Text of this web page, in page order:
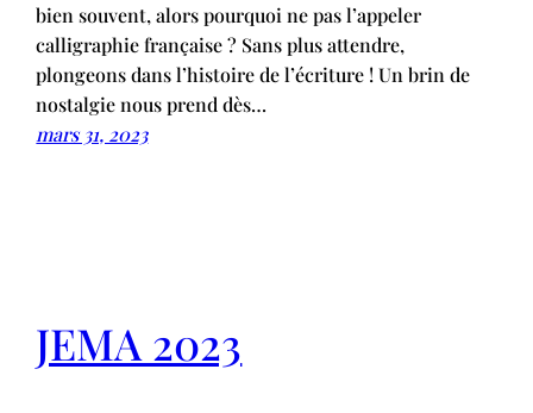
bien souvent, alors pourquoi ne pas l’appeler
calligraphie française ? Sans plus attendre,
plongeons dans l’histoire de l’écriture ! Un brin de
nostalgie nous prend dès…
mars 31, 2023
JEMA 2023